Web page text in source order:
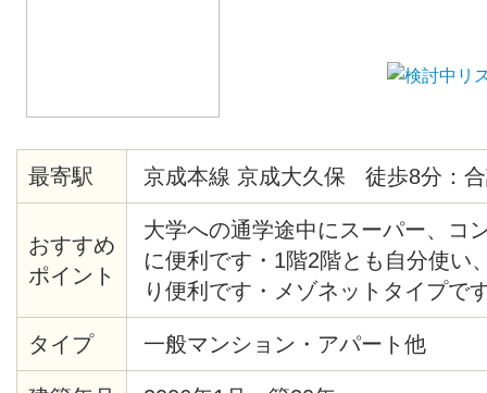
最寄駅 京成本線 京成大久保 徒歩8分：
おすすめ
ポイント
大学への通学途中にスーパー、コ
に便利です・1階2階とも自分使い
り便利です・メゾネットタイプで
設置してあります・インターネッ
洗面化粧台あります
タイプ 一般マンション・アパート他